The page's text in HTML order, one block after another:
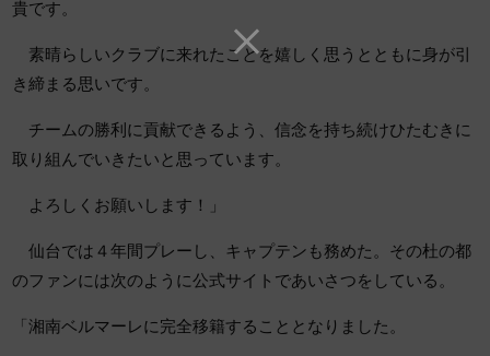
貴です。
素晴らしいクラブに来れたことを嬉しく思うとともに身が引
き締まる思いです。
チームの勝利に貢献できるよう、信念を持ち続けひたむきに
取り組んでいきたいと思っています。
よろしくお願いします！」
仙台では４年間プレーし、キャプテンも務めた。その杜の都
のファンには次のように公式サイトであいさつをしている。
「湘南ベルマーレに完全移籍することとなりました。